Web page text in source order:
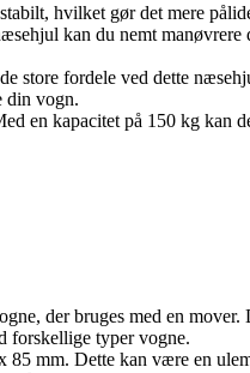
hvilket gør det mere
kan du nemt
store fordele ved dette
din vogn.
en kapacitet på 150 kg kan
der bruges med en
forskellige typer vogne.
85 mm. Dette kan være en